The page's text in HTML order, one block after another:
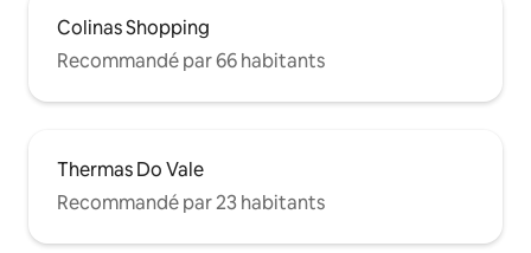
Colinas Shopping
Recommandé par 66 habitants
Thermas Do Vale
Recommandé par 23 habitants